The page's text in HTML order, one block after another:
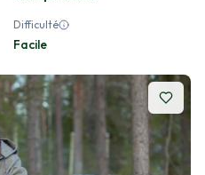
Difficulté
Facile